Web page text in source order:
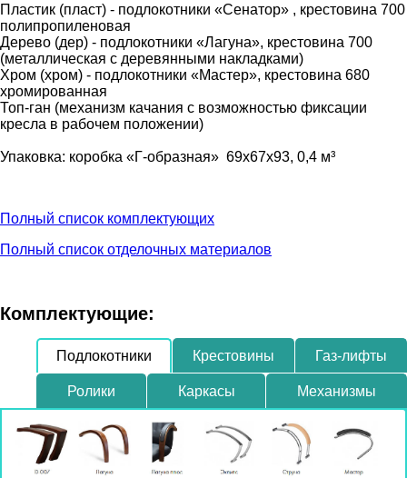
Пластик (пласт) - подлокотники «Сенатор» , крестовина 700
полипропиленовая
Дерево (дер) - подлокотники «Лагуна», крестовина 700
(металлическая с деревянными накладками)
Хром (хром) - подлокотники «Мастер», крестовина 680
хромированная
Топ-ган (механизм качания с возможностью фиксации
кресла в рабочем положении)
Упаковка: коробка «Г-образная» 69х67х93, 0,4 м³
Полный список комплектующих
Полный список отделочных материалов
Комплектующие:
Подлокотники Крестовины Газ-лифты
Ролики Каркасы Механизмы